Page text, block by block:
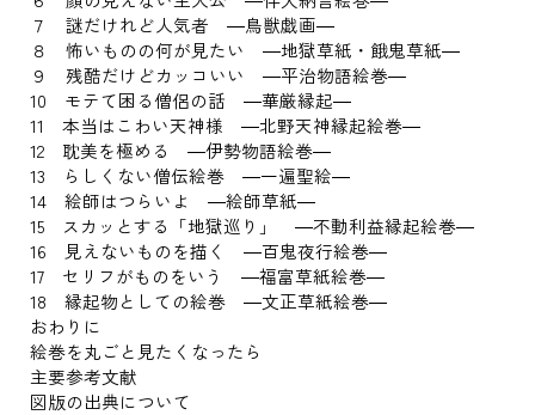
７ 謎だけれど人気者 ―鳥獣戯画―
８ 怖いものの何が見たい ―地獄草紙・餓鬼草紙―
９ 残酷だけどカッコいい ―平治物語絵巻―
10 モテて困る僧侶の話 ―華厳縁起―
11 本当はこわい天神様 ―北野天神縁起絵巻―
12 耽美を極める ―伊勢物語絵巻―
13 らしくない僧伝絵巻 ―一遍聖絵―
14 絵師はつらいよ ―絵師草紙―
15 スカッとする「地獄巡り」 ―不動利益縁起絵巻―
16 見えないものを描く ―百鬼夜行絵巻―
17 セリフがものをいう ―福富草紙絵巻―
18 縁起物としての絵巻 ―文正草紙絵巻―
おわりに
絵巻を丸ごと見たくなったら
主要参考文献
図版の出典について